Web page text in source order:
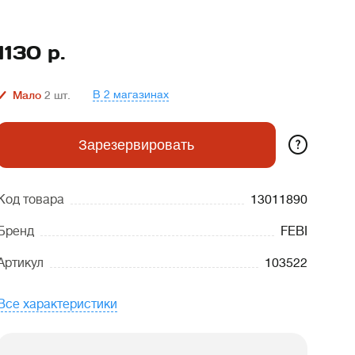
р.
Мало 2 шт. В 2 магазинах
Зарезервировать ?
товара 13011890
FEBI
103522
характеристики